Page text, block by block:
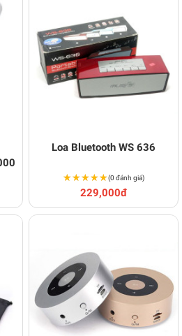
Loa Bluetooth WS 636
★★★★★
★★★★★(0 đánh giá)
229,000đ